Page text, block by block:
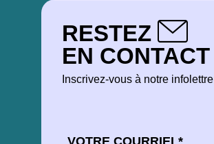
RESTEZ
EN CONTACT
Inscrivez-vous à notre infolettre